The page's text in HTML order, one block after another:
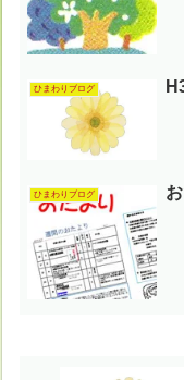
ひまわりブログ
ひまわりブログ